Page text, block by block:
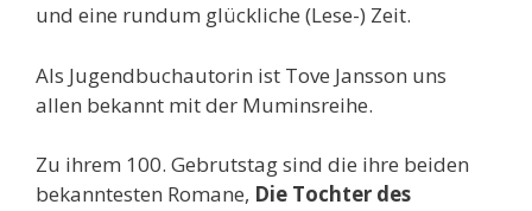
und eine rundum glückliche (Lese-) Zeit.
Als Jugendbuchautorin ist Tove Jansson uns
allen bekannt mit der Muminsreihe.
Zu ihrem 100. Gebrutstag sind die ihre beiden
bekanntesten Romane, Die Tochter des